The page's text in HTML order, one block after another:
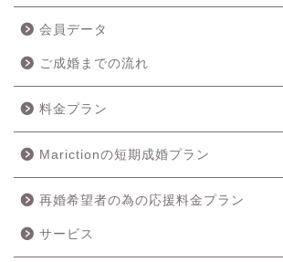
会員データ
ご成婚までの流れ
料金プラン
Marictionの短期成婚プラン
再婚希望者の為の応援料金プラン
サービス